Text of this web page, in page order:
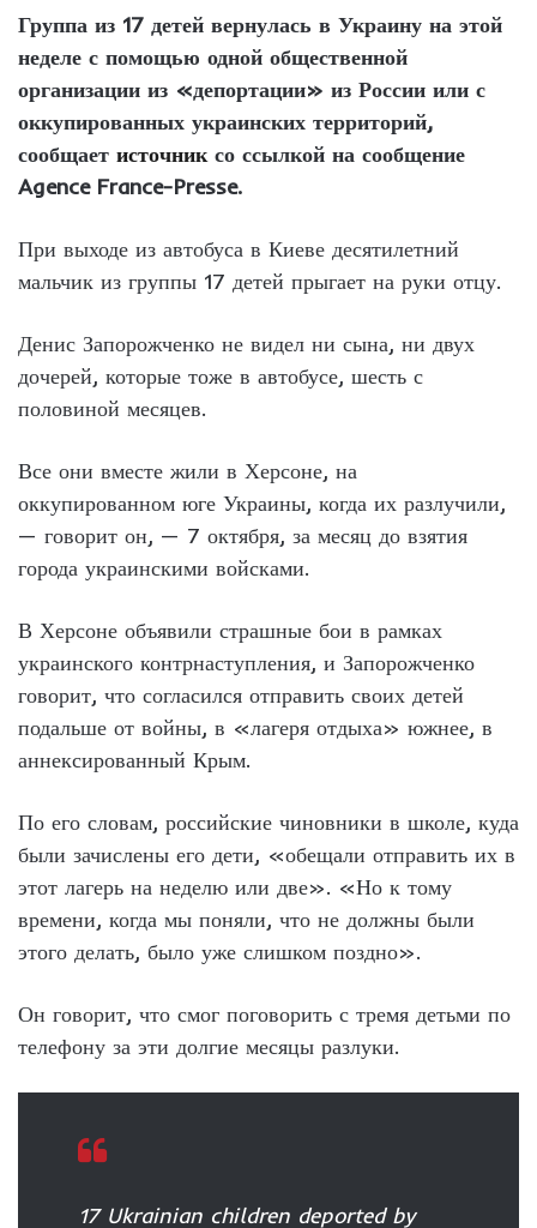
Группа из 17 детей вернулась в Украину на этой
неделе с помощью одной общественной
организации из «депортации» из России или с
оккупированных украинских территорий,
сообщает источник со ссылкой на сообщение
Agence France-Presse.
При выходе из автобуса в Киеве десятилетний
мальчик из группы 17 детей прыгает на руки отцу.
Денис Запорожченко не видел ни сына, ни двух
дочерей, которые тоже в автобусе, шесть с
половиной месяцев.
Все они вместе жили в Херсоне, на
оккупированном юге Украины, когда их разлучили,
— говорит он, — 7 октября, за месяц до взятия
города украинскими войсками.
В Херсоне объявили страшные бои в рамках
украинского контрнаступления, и Запорожченко
говорит, что согласился отправить своих детей
подальше от войны, в «лагеря отдыха» южнее, в
аннексированный Крым.
По его словам, российские чиновники в школе, куда
были зачислены его дети, «обещали отправить их в
этот лагерь на неделю или две». «Но к тому
времени, когда мы поняли, что не должны были
этого делать, было уже слишком поздно».
Он говорит, что смог поговорить с тремя детьми по
телефону за эти долгие месяцы разлуки.
17 Ukrainian children deported by